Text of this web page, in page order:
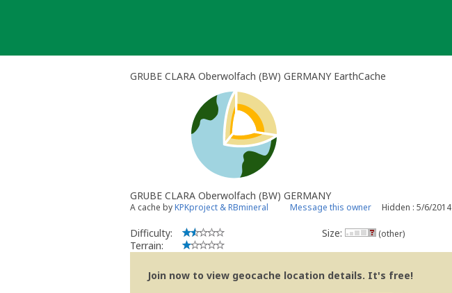
GRUBE CLARA Oberwolfach (BW) GERMANY EarthCache
GRUBE CLARA Oberwolfach (BW) GERMANY
A cache byKPKproject & RBmineral Message this owner Hidden : 5/6/2014
Difficulty:
Terrain:
Size: (other)
Join now to view geocache location details. It's free!